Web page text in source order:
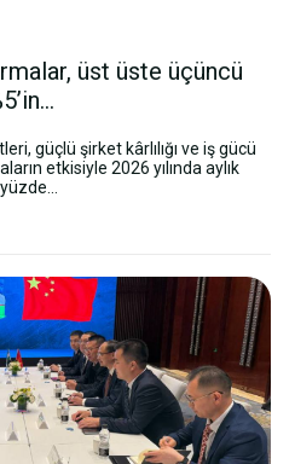
üst üste üçüncü
güçlü şirket kârlılığı ve iş gücü
etkisiyle 2026 yılında aylık